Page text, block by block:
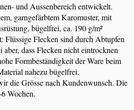
und Aussenbereich entwickelt.
garngefärbtem Karomuster, mit
bügelfrei, ca. 190 g/m²
Flüssige Flecken sind durch Abtupfen
dass Flecken nicht eintrocknen
Formbeständigkeit der Ware beim
nahezu bügelfrei.
die Grösse nach Kundenwunsch. Die
Wochen.